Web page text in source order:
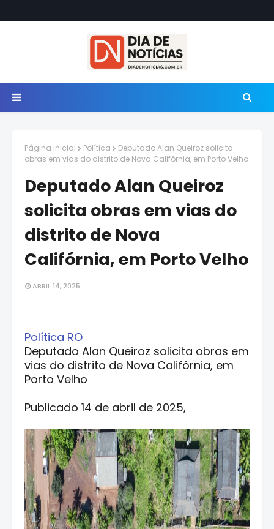
Página inicial Política
Deputado Alan Queiroz solicita
obras em vias do distrito de Nova Califórnia, em Porto Velho
Deputado Alan Queiroz
solicita obras em vias do
distrito de Nova
Califórnia, em Porto Velho
ABRIL 14, 2025
Política RO
Deputado Alan Queiroz solicita obras em
vias do distrito de Nova Califórnia, em
Porto Velho
Publicado 14 de abril de 2025,